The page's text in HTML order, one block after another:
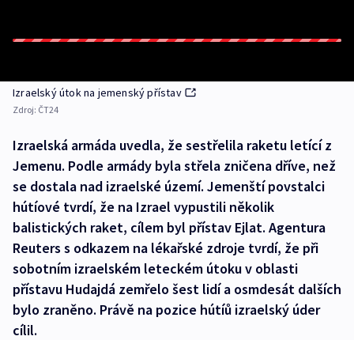
Izraelský útok na jemenský přístav
Zdroj: ČT24
Izraelská armáda uvedla, že sestřelila raketu letící z
Jemenu. Podle armády byla střela zničena dříve, než
se dostala nad izraelské území. Jemenští povstalci
hútíové tvrdí, že na Izrael vypustili několik
balistických raket, cílem byl přístav Ejlat. Agentura
Reuters s odkazem na lékařské zdroje tvrdí, že při
sobotním izraelském leteckém útoku v oblasti
přístavu Hudajdá zemřelo šest lidí a osmdesát dalších
bylo zraněno. Právě na pozice hútíů izraelský úder
cílil.